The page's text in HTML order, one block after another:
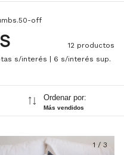
off
12 productos
s/interés | 6 s/interés sup.
Ordenar por:
Más vendidos
1 / 3